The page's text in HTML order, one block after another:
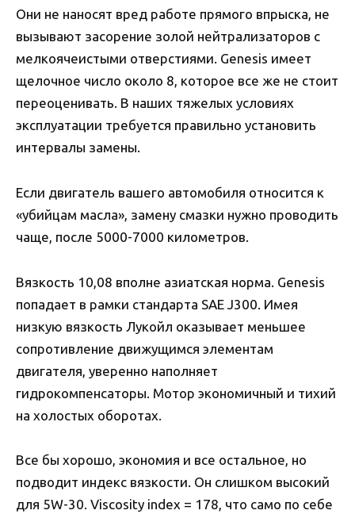
Они не наносят вред работе прямого впрыска, не
вызывают засорение золой нейтрализаторов с
мелкоячеистыми отверстиями. Genesis имеет
щелочное число около 8, которое все же не стоит
переоценивать. В наших тяжелых условиях
эксплуатации требуется правильно установить
интервалы замены.
Если двигатель вашего автомобиля относится к
«убийцам масла», замену смазки нужно проводить
чаще, после 5000-7000 километров.
Вязкость 10,08 вполне азиатская норма. Genesis
попадает в рамки стандарта SAE J300. Имея
низкую вязкость Лукойл оказывает меньшее
сопротивление движущимся элементам
двигателя, уверенно наполняет
гидрокомпенсаторы. Мотор экономичный и тихий
на холостых оборотах.
Все бы хорошо, экономия и все остальное, но
подводит индекс вязкости. Он слишком высокий
для 5W-30. Viscosity index = 178, что само по себе